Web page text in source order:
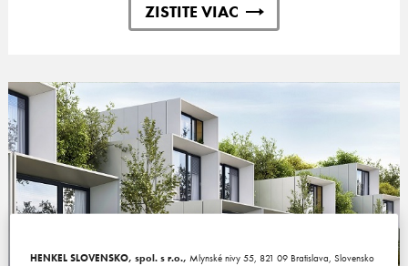
ZISTITE VIAC
HENKEL SLOVENSKO, spol. s r.o., Mlynské nivy 55, 821 09 Bratislava, Slovensko